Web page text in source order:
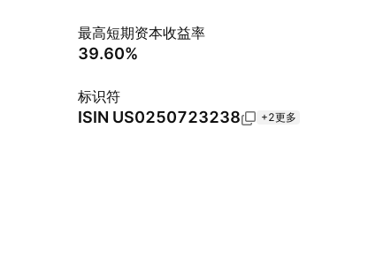
最高短期资本收益率
39.60%
标识符
ISIN US0250723238 +2更多